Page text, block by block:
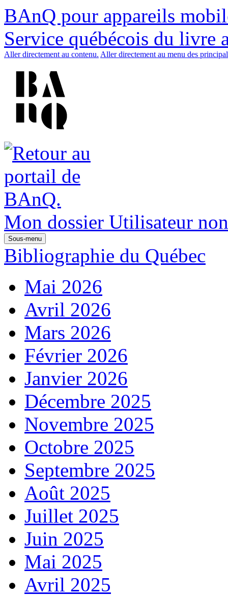
BAnQ pour appareils
Service québécois du livre
Aller directement au contenu. Aller directement au menu des
Mon dossier Utilisateur
Sous-menu
Bibliographie du Québec
Mai 2026
Avril 2026
Mars 2026
Février 2026
Janvier 2026
Décembre 2025
Novembre 2025
Octobre 2025
Septembre 2025
Août 2025
Juillet 2025
Juin 2025
Mai 2025
Avril 2025